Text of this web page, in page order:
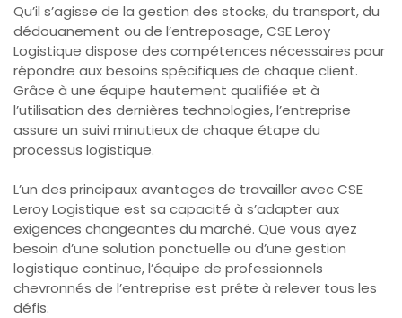
Qu’il s’agisse de la gestion des stocks, du transport, du
dédouanement ou de l’entreposage, CSE Leroy
Logistique dispose des compétences nécessaires pour
répondre aux besoins spécifiques de chaque client.
Grâce à une équipe hautement qualifiée et à
l’utilisation des dernières technologies, l’entreprise
assure un suivi minutieux de chaque étape du
processus logistique.
L’un des principaux avantages de travailler avec CSE
Leroy Logistique est sa capacité à s’adapter aux
exigences changeantes du marché. Que vous ayez
besoin d’une solution ponctuelle ou d’une gestion
logistique continue, l’équipe de professionnels
chevronnés de l’entreprise est prête à relever tous les
défis.